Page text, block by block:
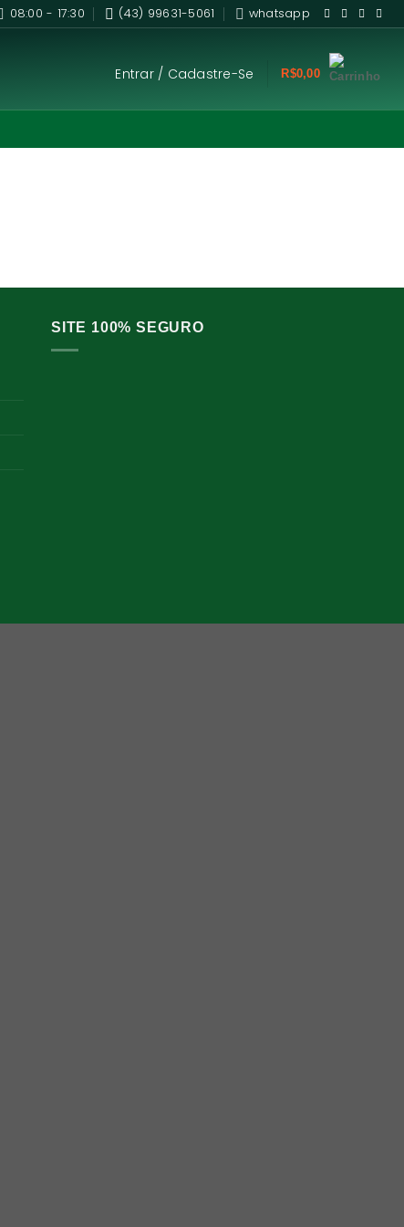
08:00 - 17:30 (43) 99631-5061 whatsapp
Entrar / Cadastre-Se R$0,00
SITE 100% SEGURO